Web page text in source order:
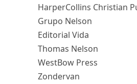
HarperCollins Christian
Grupo Nelson
Editorial Vida
Thomas Nelson
WestBow Press
Zondervan